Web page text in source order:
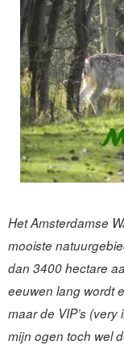
Het Amsterdamse
mooiste
dan 3400 hectare
eeuwen lang wordt
maar de VIP’s
mijn ogen toch wel